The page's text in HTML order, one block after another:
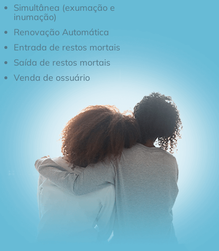
Simultânea (exumação e
inumação)
Renovação Automática
Entrada de restos mortais
Saída de restos mortais
Venda de ossuário